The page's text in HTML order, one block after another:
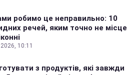
робимо це неправильно: 10
речей, яким точно не місце
10:11
з продуктів, які завжди